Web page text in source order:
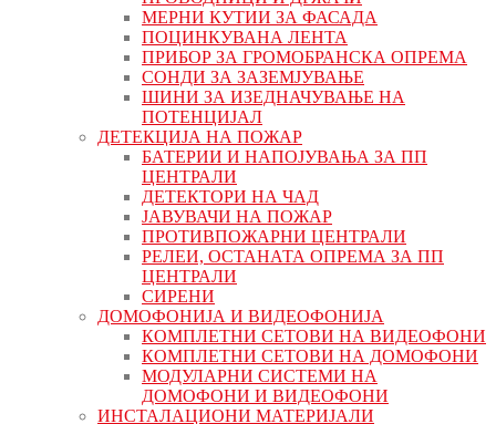
МЕРНИ КУТИИ ЗА ФАСАДА
ПОЦИНКУВАНА ЛЕНТА
ПРИБОР ЗА ГРОМОБРАНСКА ОПРЕМА
СОНДИ ЗА ЗАЗЕМЈУВАЊЕ
ШИНИ ЗА ИЗЕДНАЧУВАЊЕ НА
ПОТЕНЦИЈАЛ
ДЕТЕКЦИЈА НА ПОЖАР
БАТЕРИИ И НАПОЈУВАЊА ЗА ПП
ЦЕНТРАЛИ
ДЕТЕКТОРИ НА ЧАД
ЈАВУВАЧИ НА ПОЖАР
ПРОТИВПОЖАРНИ ЦЕНТРАЛИ
РЕЛЕИ, ОСТАНАТА ОПРЕМА ЗА ПП
ЦЕНТРАЛИ
СИРЕНИ
ДОМОФОНИЈА И ВИДЕОФОНИЈА
КОМПЛЕТНИ СЕТОВИ НА ВИДЕОФОНИ
КОМПЛЕТНИ СЕТОВИ НА ДОМОФОНИ
МОДУЛАРНИ СИСТЕМИ НА
ДОМОФОНИ И ВИДЕОФОНИ
ИНСТАЛАЦИОНИ МАТЕРИЈАЛИ